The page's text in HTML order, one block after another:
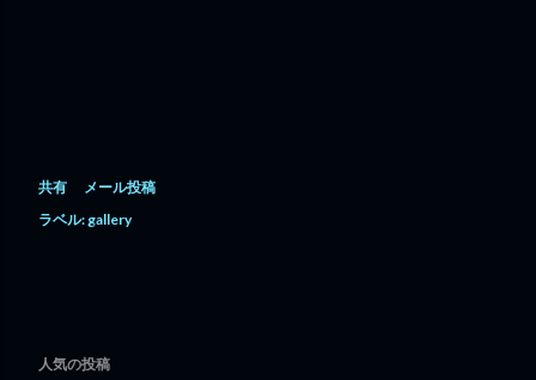
共有
メール投稿
ラベル:gallery
人気の投稿